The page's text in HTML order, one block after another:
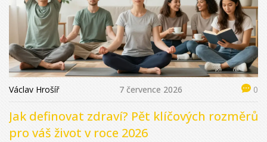
Václav Hrošíř 7 července 2026 0
Jak definovat zdraví? Pět klíčových rozměrů
pro váš život v roce 2026